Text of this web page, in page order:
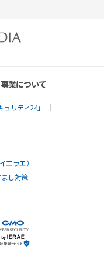
業について
リティ24」
エラエ）
し対策